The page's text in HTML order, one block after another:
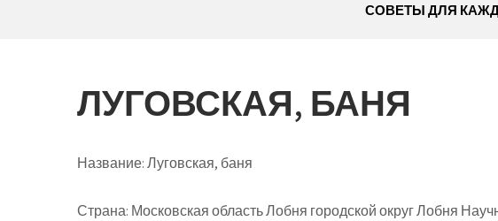
СОВЕТЫ ДЛЯ
ЛУГОВСКАЯ, БАНЯ
Название:Луговская, баня
Страна: Московская область Лобня городской округ Лобня